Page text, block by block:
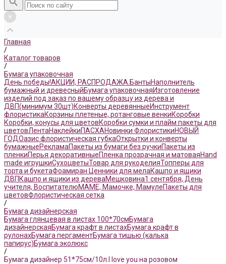
Главная
/
Каталог товаров
/
Бумага упаковочная
День победы!АКЦИИ, РАСПРОДАЖА. БантыНаполнитель
бумажный и древесныйБумага упаковочнаяИзготовление
изделий под заказ по вашему образцу из дерева и
ДВП(минимум 30шт)Конверты деревянныеИнструмент
флористикаКорзины плетеные, ротанговые венкиКоробки
Коробки, конусы для цветовКоробки сумки и плайм пакеты для
цветовЛентаНаклейкиПАСХАНовинки ФлористикиНОВЫЙ
ГОДОазис флористическая губкаОткрытки и конверты
бумажныеРекламаПакеты из бумаги без ручкиПакеты из
пленкиПерья декоративныеПленка прозрачная и матоваяHand
made игрушкиСухоцветыТовар для рукоделияТопперы для
торта и букетаФоамиран Ценники для мелаКашпо и ящики
ДВП Кашпо и ящики из дереваМешковина1 сентября, День
учителя, ВоспитателюМАМЕ, Мамочке, МамулеПакеты для
цветовФлористическая сетка
/
Бумага дизайнерская
Бумага глянцевая в листах 100*70смБумага
дизайнерскаяБумага крафт в листахБумага крафт в
рулонахБумага пергаментБумага тишью (калька
папирус)Бумага эколюкс
/
Бумага дизайнер 51*75см/10л.I love you на розовом